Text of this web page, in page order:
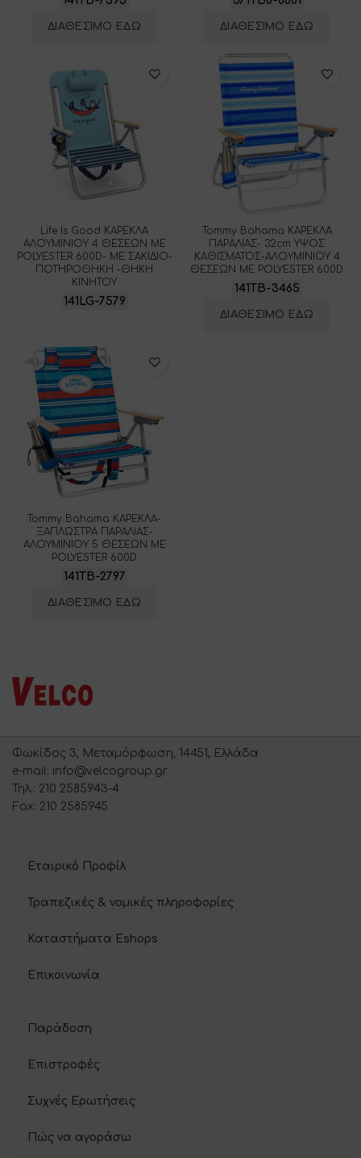
ΔΙΑΘΕΣΙΜΟ ΕΔΩ ΔΙΑΘΕΣΙΜΟ ΕΔΩ
Life Is Good ΚΑΡΕΚΛΑ
ΑΛΟΥΜΙΝΙΟΥ 4 ΘΕΣΕΩΝ ME
POLYESTER 600D- ΜΕ ΣΑΚΙΔΙΟ-
ΠΟΤΗΡΟΘΗΚΗ -ΘΗΚΗ
ΚΙΝΗΤΟΥ
141LG-7579
Tommy Bahama ΚΑΡΕΚΛΑ
ΠΑΡΑΛΙΑΣ- 32cm ΥΨΟΣ
ΚΑΘΙΣΜΑΤΟΣ-ΑΛΟΥΜΙΝΙΟΥ 4
ΘΕΣΕΩΝ ME POLYESTER 600D
141TB-3465
ΔΙΑΘΕΣΙΜΟ ΕΔΩ
Tommy Bahama ΚΑΡΕΚΛΑ-
ΞΑΠΛΩΣΤΡΑ ΠΑΡΑΛΙΑΣ-
ΑΛΟΥΜΙΝΙΟΥ 5 ΘΕΣΕΩΝ ME
POLYESTER 600D
141TB-2797
ΔΙΑΘΕΣΙΜΟ ΕΔΩ
Φωκίδος 3, Μεταμόρφωση, 14451, Ελλάδα
e-mail: info@velcogroup.gr
Τηλ.: 210 2585943-4
Fax: 210 2585945
Εταιρικό Προφίλ
Τραπεζικές & νομικές πληροφορίες
Καταστήματα Eshops
Επικοινωνία
Παράδοση
Επιστροφές
Συχνές Ερωτήσεις
Πώς να αγοράσω